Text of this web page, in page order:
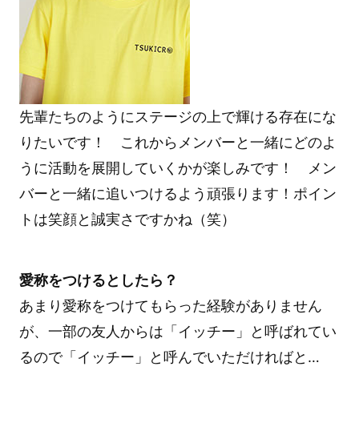
先輩たちのようにステージの上で輝ける存在にな
りたいです！ これからメンバーと一緒にどのよ
うに活動を展開していくかが楽しみです！ メン
バーと一緒に追いつけるよう頑張ります！ポイン
トは笑顔と誠実さですかね（笑）
愛称をつけるとしたら？
あまり愛称をつけてもらった経験がありません
が、一部の友人からは「イッチー」と呼ばれてい
るので「イッチー」と呼んでいただければと…